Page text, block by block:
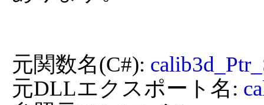
元関数名(C#):
元DLLエクスポート名: